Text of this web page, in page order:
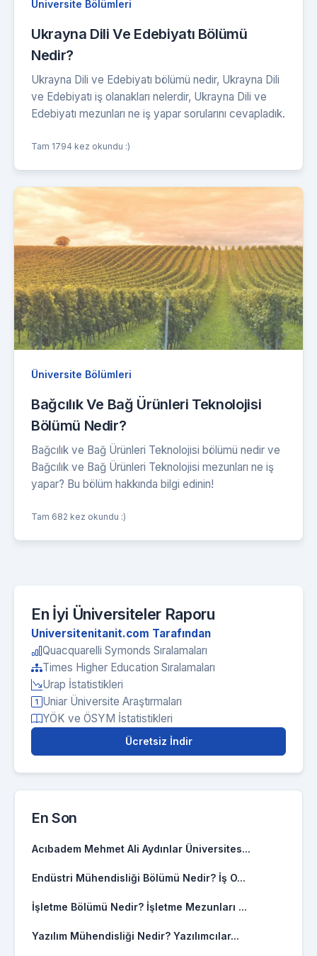
Üniversite Bölümleri
Ukrayna Dili Ve Edebiyatı Bölümü
Nedir?
Ukrayna Dili ve Edebiyatı bölümü nedir, Ukrayna Dili
ve Edebiyatı iş olanakları nelerdir, Ukrayna Dili ve
Edebiyatı mezunları ne iş yapar sorularını cevapladık.
Tam 1794 kez okundu :)
Üniversite Bölümleri
Bağcılık Ve Bağ Ürünleri Teknolojisi
Bölümü Nedir?
Bağcılık ve Bağ Ürünleri Teknolojisi bölümü nedir ve
Bağcılık ve Bağ Ürünleri Teknolojisi mezunları ne iş
yapar? Bu bölüm hakkında bilgi edinin!
Tam 682 kez okundu :)
En İyi Üniversiteler Raporu
Universitenitanit.com Tarafından
Quacquarelli Symonds Sıralamaları
Times Higher Education Sıralamaları
Urap İstatistikleri
Uniar Üniversite Araştırmaları
YÖK ve ÖSYM İstatistikleri
Ücretsiz İndir
En Son
Acıbadem Mehmet Ali Aydınlar Üniversites...
Endüstri Mühendisliği Bölümü Nedir? İş O...
İşletme Bölümü Nedir? İşletme Mezunları ...
Yazılım Mühendisliği Nedir? Yazılımcılar...